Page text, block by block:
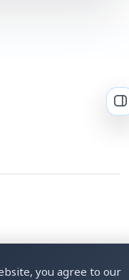
you agree to our